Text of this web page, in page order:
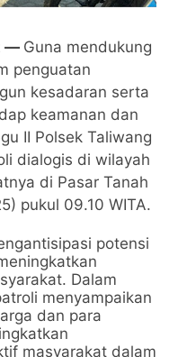
— Guna mendukung
penguatan
kesadaran serta
keamanan dan
II Polsek Taliwang
dialogis di wilayah
di Pasar Tanah
pukul 09.10 WITA.
potensi
Dalam
menyampaikan
dan para
masyarakat dalam